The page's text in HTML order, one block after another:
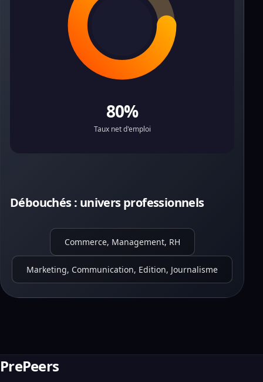
80%
Taux net d'emploi
Débouchés : univers professionnels
Commerce, Management, RH
Marketing, Communication, Edition, Journalisme
PrePeers